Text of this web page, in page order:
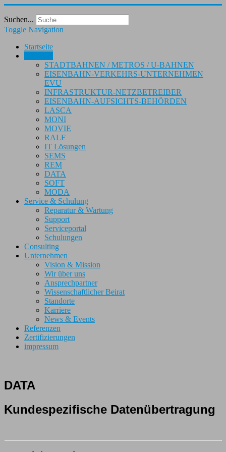
Suchen...
Toggle Navigation
Startseite
STADTBAHNEN / METROS / U-BAHNEN
EISENBAHN-VERKEHRS-UNTERNEHMEN
EVU
INFRASTRUKTUR-NETZBETREIBER
EISENBAHN-AUFSICHTS-BEHÖRDEN
LASCA
MONI
MOVIE
RALF
IT Lösungen
SEMS
REM
DATA
SOFT
MODA
Service & Schulung
Reparatur & Wartung
Support
Serviceportal
Schulungen
Consulting
Unternehmen
Vision & Mission
Wir über uns
Ansprechpartner
Wissenschaftlicher Beirat
Standorte
Karriere
News & Events
Referenzen
Zertifizierungen
impressum
DATA
Kundespezifische Datenübertragung